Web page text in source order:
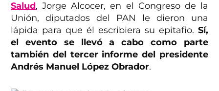
Salud, Jorge Alcocer, en el Congreso de la
Unión, diputados del PAN le dieron una
lápida para que él escribiera su epitafio. Sí,
el evento se llevó a cabo como parte
también del tercer informe del presidente
Andrés Manuel López Obrador.